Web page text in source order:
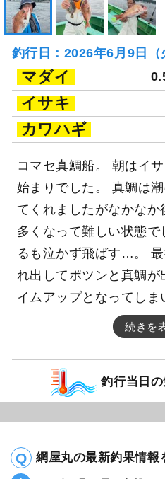
釣行日：2026年6月9日（
マダイ
イサキ
カワハギ
コマセ真鯛船。 朝はイ
始まりでした。 真鯛は
てくれましたがなかなか
多くなって難しい状態
るも泣かず飛ばす…。
れ出してポツンと真鯛が
イムアップとなってしま
続きを
釣行当日
網屋丸の最新釣果情報